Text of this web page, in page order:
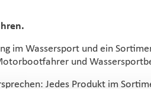
im Wassersport und ein
und
Jedes Produkt im